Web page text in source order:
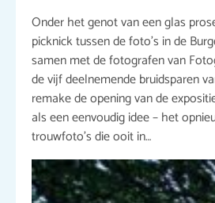
Onder het genot van een glas
picknick tussen de foto’s in de
samen met de fotografen van
de vijf deelnemende bruidsparen
remake de opening van de
als een eenvoudig idee – het
trouwfoto’s die ooit in…